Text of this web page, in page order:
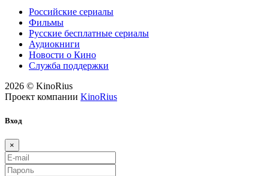
Российские сериалы
Фильмы
Русские бесплатные сериалы
Аудиокниги
Новости о Кино
Служба поддержки
2026 © KinoRius
Проект компании KinoRius
Вход
×